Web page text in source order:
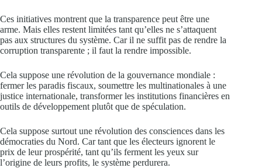
Ces initiatives montrent que la transparence peut être une
arme. Mais elles restent limitées tant qu’elles ne s’attaquent
pas aux structures du système. Car il ne suffit pas de rendre la
corruption transparente ; il faut la rendre impossible.
Cela suppose une révolution de la gouvernance mondiale :
fermer les paradis fiscaux, soumettre les multinationales à une
justice internationale, transformer les institutions financières en
outils de développement plutôt que de spéculation.
Cela suppose surtout une révolution des consciences dans les
démocraties du Nord. Car tant que les électeurs ignorent le
prix de leur prospérité, tant qu’ils ferment les yeux sur
l’origine de leurs profits, le système perdurera.